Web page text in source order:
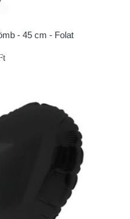
- 45 cm - Folat